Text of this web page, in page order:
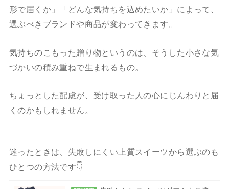
形で届くか」「どんな気持ちを込めたいか」によって、
選ぶべきブランドや商品が変わってきます。
気持ちのこもった贈り物というのは、そうした小さな気
づかいの積み重ねで生まれるもの。
ちょっとした配慮が、受け取った人の心にじんわりと届
くのかもしれません。
迷ったときは、失敗しにくい上質スイーツから選ぶのも
ひとつの方法です👇️